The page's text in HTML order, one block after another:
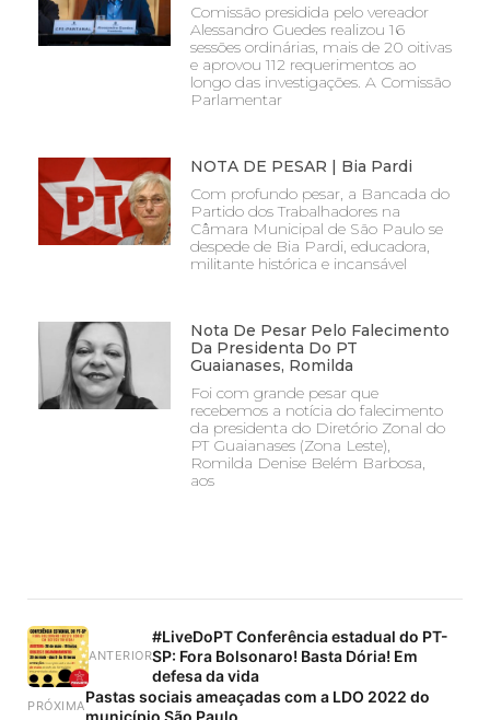
Comissão presidida pelo vereador
Alessandro Guedes realizou 16
sessões ordinárias, mais de 20 oitivas
e aprovou 112 requerimentos ao
longo das investigações. A Comissão
Parlamentar
NOTA DE PESAR | Bia Pardi
Com profundo pesar, a Bancada do
Partido dos Trabalhadores na
Câmara Municipal de São Paulo se
despede de Bia Pardi, educadora,
militante histórica e incansável
Nota De Pesar Pelo Falecimento
Da Presidenta Do PT
Guaianases, Romilda
Foi com grande pesar que
recebemos a notícia do falecimento
da presidenta do Diretório Zonal do
PT Guaianases (Zona Leste),
Romilda Denise Belém Barbosa,
aos
ANTERIOR
#LiveDoPT Conferência estadual do PT-
SP: Fora Bolsonaro! Basta Dória! Em
defesa da vida
PRÓXIMAPastas sociais ameaçadas com a LDO 2022 do
município São Paulo